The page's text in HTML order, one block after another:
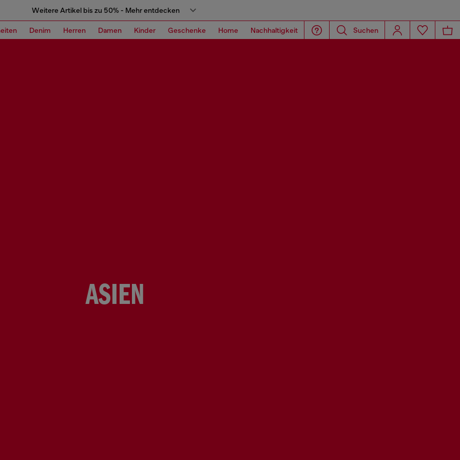
Weitere Artikel bis zu 50% - Mehr entdecken
Denim Herren Damen Kinder Geschenke Home Nachhaltigkeit Suchen
ASIEN